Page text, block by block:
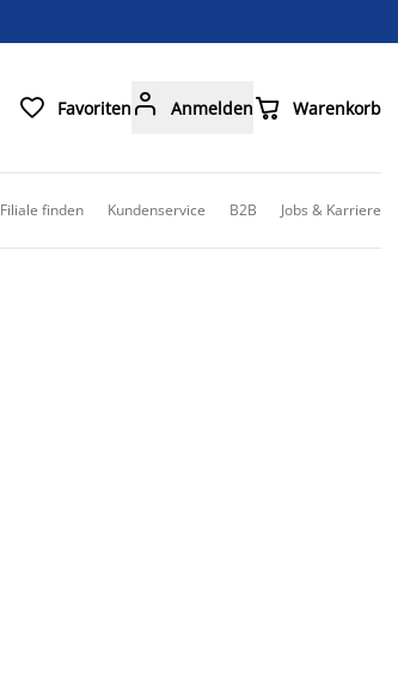
 Favoriten  Anmelden Warenkorb
Filiale finden Kundenservice B2B Jobs & Karriere